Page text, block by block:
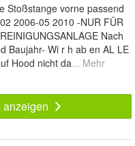
Stoßstange vorne passend
2006-05 2010 -NUR FÜR
Nach
Baujahr- Wi r h ab en AL LE
Hood nicht da... Mehr